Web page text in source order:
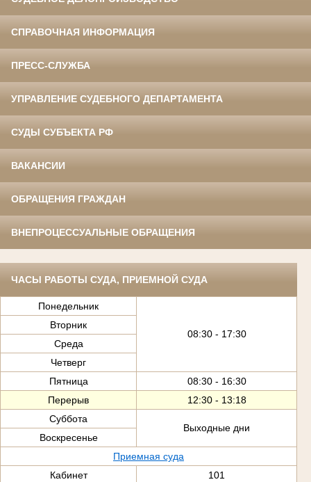
СПРАВОЧНАЯ ИНФОРМАЦИЯ
ПРЕСС-СЛУЖБА
УПРАВЛЕНИЕ СУДЕБНОГО ДЕПАРТАМЕНТА
СУДЫ СУБЪЕКТА РФ
ВАКАНСИИ
ОБРАЩЕНИЯ ГРАЖДАН
ВНЕПРОЦЕССУАЛЬНЫЕ ОБРАЩЕНИЯ
ЧАСЫ РАБОТЫ СУДА, ПРИЕМНОЙ СУДА
Понедельник
08:30 - 17:30
Вторник
Среда
Четверг
Пятница
08:30 - 16:30
Перерыв
12:30 - 13:18
Суббота
Выходные дни
Воскресенье
Приемная суда
Кабинет
101